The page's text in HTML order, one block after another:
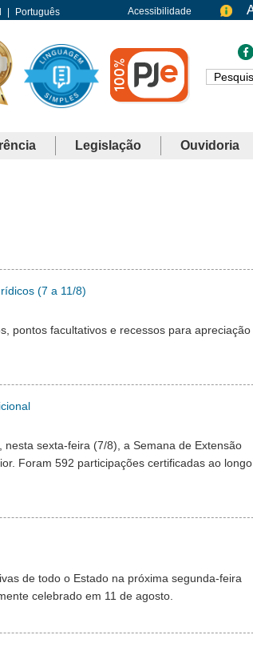
Português Acessibilidade
Busca
Legislação Ouvidoria
(7 a 11/8)
pontos facultativos e recessos para apreciação
sexta-feira (7/8), a Semana de Extensão
Foram 592 participações certificadas ao longo
de todo o Estado na próxima segunda-feira
celebrado em 11 de agosto.